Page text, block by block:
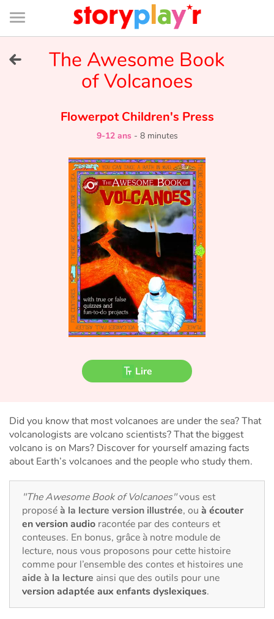
Connexion
Bibliothèque
de
page
Tester gratuitement
Bibliothèque
Contes d'ici et d'ailleurs
Fable, mythe, littérature et poésie
Princesses et princes, rois, reines et dragons
Ogres, monstres et sorcières
Héroïnes et héros
Les animaux
Voyage, épopée, enquête, aventure
Autour du monde
Apprentissage
Art, espace, activité
Documentaires
En famille
The Awesome Book
of Volcanoes
Flowerpot Children's Press
9-12 ans- 8 minutes
Lire
Did you know that most volcanoes are under the sea? That
volcanologists are volcano scientists? That the biggest
volcano is on Mars? Discover for yourself amazing facts
about Earth’s volcanoes and the people who study them.
"The Awesome Book of Volcanoes"vous est
proposéà la lecture version illustrée, ou à écouter
en version audio racontée par des conteurs et
conteuses. En bonus, grâce à notre module de
lecture, nous vous proposons pour cette histoire
comme pour l’ensemble des contes et histoires une
aide à la lecture ainsi que des outils pour une
version adaptée aux enfants dyslexiques.